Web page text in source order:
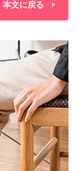
本文に戻る